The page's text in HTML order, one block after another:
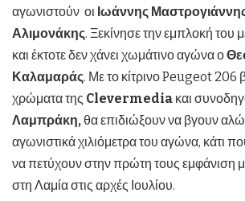
αγωνιστούν οι Ιωάννης
Αλιμονάκης. Ξεκίνησε την εμπλοκή του
και έκτοτε δεν χάνει χωμάτινο αγώνα ο
Καλαμαράς. Με το κίτρινο Peugeot 206
χρώματα της Clevermedia και
Λαμπράκη,θα επιδιώξουν να βγουν
αγωνιστικά χιλιόμετρα του αγώνα, κάτι
να πετύχουν στην πρώτη τους εμφάνιση
στη Λαμία στις αρχές Ιουλίου.